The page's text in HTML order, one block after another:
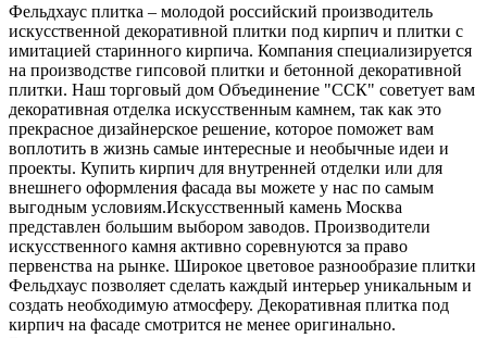
Фельдхаус плитка – молодой российский производитель
искусственной декоративной плитки под кирпич и плитки с
имитацией старинного кирпича. Компания специализируется
на производстве гипсовой плитки и бетонной декоративной
плитки. Наш торговый дом Объединение "ССК" советует вам
декоративная отделка искусственным камнем, так как это
прекрасное дизайнерское решение, которое поможет вам
воплотить в жизнь самые интересные и необычные идеи и
проекты. Купить кирпич для внутренней отделки или для
внешнего оформления фасада вы можете у нас по самым
выгодным условиям.Искусственный камень Москва
представлен большим выбором заводов. Производители
искусственного камня активно соревнуются за право
первенства на рынке. Широкое цветовое разнообразие плитки
Фельдхаус позволяет сделать каждый интерьер уникальным и
создать необходимую атмосферу. Декоративная плитка под
кирпич на фасаде смотрится не менее оригинально.